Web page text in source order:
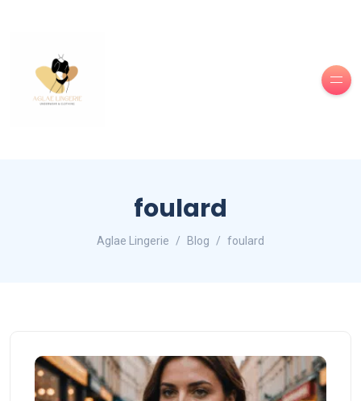
foulard
Aglae Lingerie Blog foulard